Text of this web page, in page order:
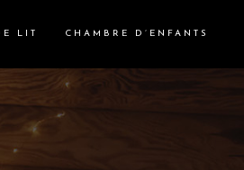
LIT CHAMBRE D’ENFANTS